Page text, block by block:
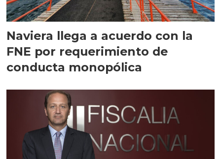
Naviera llega a acuerdo con la
FNE por requerimiento de
conducta monopólica